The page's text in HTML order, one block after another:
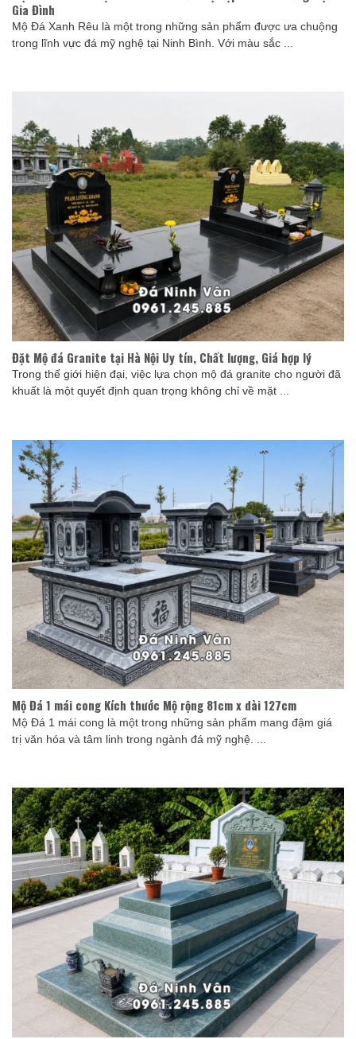
Gia Đình
Mộ Đá Xanh Rêu là một trong những sản phẩm được ưa chuộng
trong lĩnh vực đá mỹ nghệ tại Ninh Bình. Với màu sắc ...
Đặt Mộ đá Granite tại Hà Nội Uy tín, Chất lượng, Giá hợp lý
Trong thế giới hiện đại, việc lựa chọn mộ đá granite cho người đã
khuất là một quyết định quan trọng không chỉ về mặt ...
Mộ Đá 1 mái cong Kích thước Mộ rộng 81cm x dài 127cm
Mộ Đá 1 mái cong là một trong những sản phẩm mang đậm giá
trị văn hóa và tâm linh trong ngành đá mỹ nghệ. ...